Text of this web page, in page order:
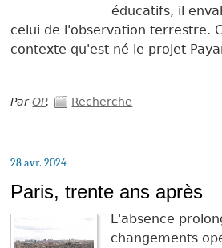
éducatifs, il
celui de l'observation terrestre.
contexte qu'est né le projet
ParOP. Recherche
28 avr. 2024
Paris, trente ans après
L'absence
changements